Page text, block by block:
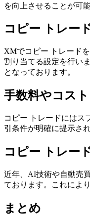
を向上させることが可
コピー トレー
XMでコピー トレード
割り当てる設定を行い
となっております。
手数料やコス
コピー トレードにはス
引条件が明確に提示さ
コピー トレー
近年、AI技術や自動売
ております。これによ
まとめ